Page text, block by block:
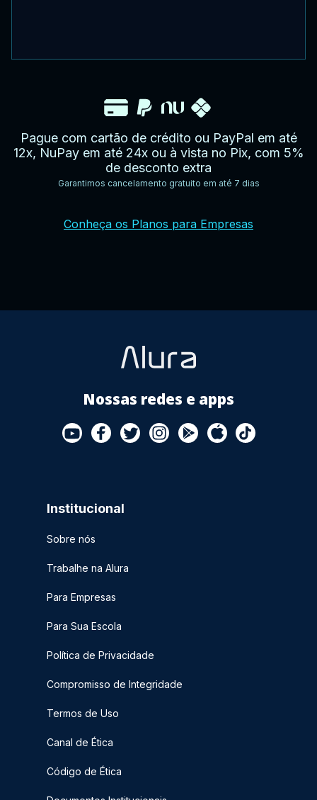
Pague com cartão de crédito ou PayPal em até
12x, NuPay em até 24x ou à vista no Pix, com 5%
de desconto extra
Garantimos cancelamento gratuito em até 7 dias
Conheça os Planos para Empresas
Nossas redes e apps
Play
Institucional
Sobre nós
Trabalhe na Alura
Para Empresas
Para Sua Escola
Política de Privacidade
Compromisso de Integridade
Termos de Uso
Canal de Ética
Código de Ética